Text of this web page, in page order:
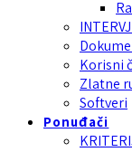
Korisni
Zlatne
Softveri
Ponuđači